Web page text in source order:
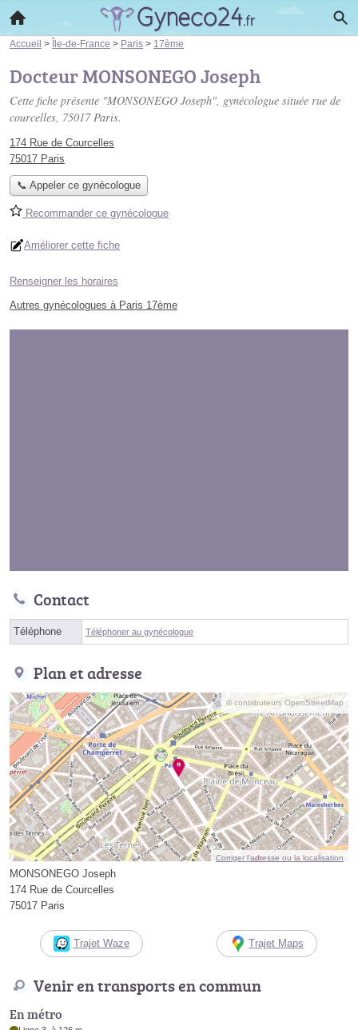
Accueil > Île-de-France > Paris > 17ème
Docteur MONSONEGO Joseph
Cette fiche présente "MONSONEGO Joseph", gynécologue située rue de
courcelles, 75017 Paris.
174 Rue de Courcelles
75017 Paris
📞 Appeler ce gynécologue
Recommander ce gynécologue
Améliorer cette fiche
Renseigner les horaires
Autres gynécologues à Paris 17ème
Contact
Téléphone Téléphoner au gynécologue
Plan et adresse
© contributeurs OpenStreetMap
Corriger l’adresse ou la localisation
MONSONEGO Joseph
174 Rue de Courcelles
75017 Paris
Trajet Waze Trajet Maps
Venir en transports en commun
En métro